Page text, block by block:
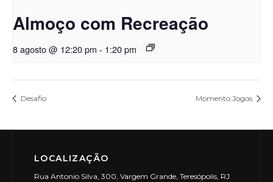
Almoço com Recreação
8 agosto @ 12:20 pm - 1:20 pm
Desafio Momento Jogos
LOCALIZAÇÃO
Rua Antonio Silva, 300, Vargem Grande, Teresópolis, RJ